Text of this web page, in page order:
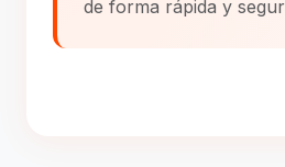
de forma rápida y